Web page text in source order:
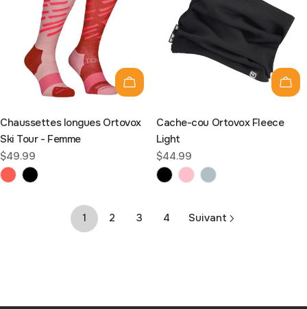
Choisissez les options
Chaussettes longues Ortovox
Ski Tour - Femme
Prix
habituel
$49.99
Cache-cou Ortovox Fleece
Light
Prix
habituel
$44.99
1 2 3 4 Suivant